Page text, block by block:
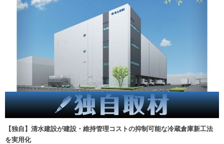
【独自】清水建設が建設・維持管理コストの抑制可能な冷蔵倉庫新工法
を実用化